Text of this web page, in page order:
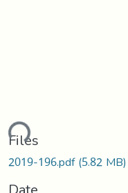
Files
2019-196.pdf(5.82 MB)